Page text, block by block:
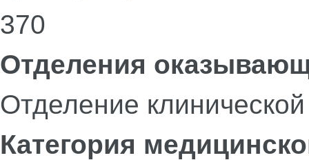
370
Отделения
Отделение
Категория